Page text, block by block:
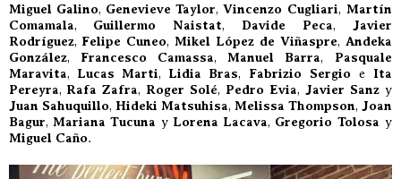
Miguel Galino, Genevieve Taylor, Vincenzo Cugliari, Martín
Comamala, Guillermo Naistat, Davide Peca, Javier
Rodríguez, Felipe Cuneo, Mikel López de Viñaspre, Andeka
González, Francesco Camassa, Manuel Barra, Pasquale
Maravita, Lucas Marti, Lidia Bras, Fabrizio Sergio e Ita
Pereyra, Rafa Zafra, Roger Solé, Pedro Evia, Javier Sanz y
Juan Sahuquillo, Hideki Matsuhisa, Melissa Thompson, Joan
Bagur, Mariana Tucuna y Lorena Lacava, Gregorio Tolosa y
Miguel Caño.